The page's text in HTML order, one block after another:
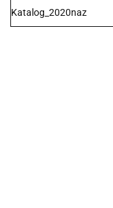
Katalog_2020naz